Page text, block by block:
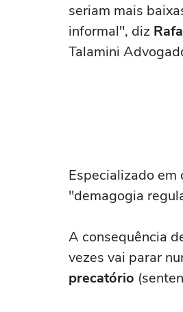
seriam mais
informal", diz
Talamini
Especializado em
"demagogia
A consequência
vezes vai parar
precatório